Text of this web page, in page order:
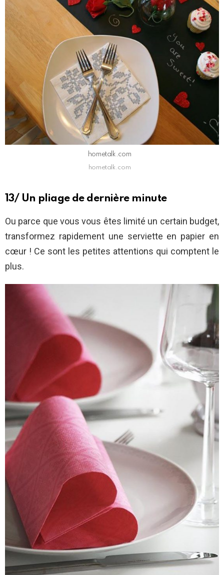
hometalk.com
hometalk.com
13/ Un pliage de dernière minute
Ou parce que vous vous êtes limité un certain budget,
transformez rapidement une serviette en papier en
cœur ! Ce sont les petites attentions qui comptent le
plus.